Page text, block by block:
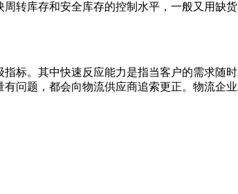
库存和安全库存的控制水平，一般又用缺
。其中快速反应能力是指当客户的需求随
问题，都会向物流供应商追索更正。物流企